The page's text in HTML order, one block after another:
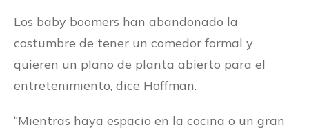
Los baby boomers han abandonado la
costumbre de tener un comedor formal y
quieren un plano de planta abierto para el
entretenimiento, dice Hoffman.
“Mientras haya espacio en la cocina o un gran